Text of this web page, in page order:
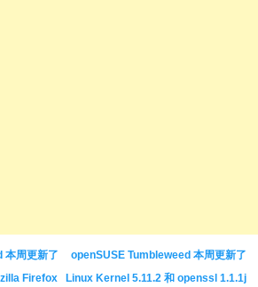
本周更新了
Firefox
openSUSE Tumbleweed 本周更新了
Linux Kernel 5.11.2 和 openssl 1.1.1j